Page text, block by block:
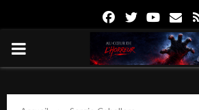
FacebookTwitter
PRIMARY